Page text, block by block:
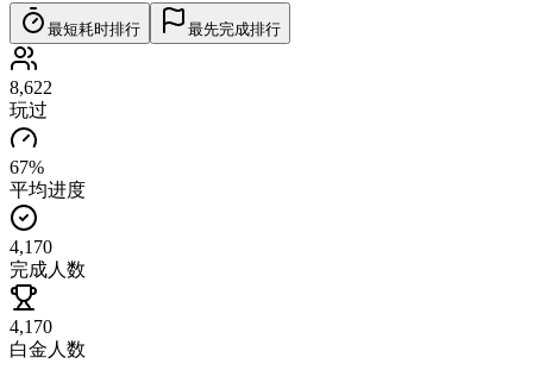
最短耗时排行 最先完成排行
8,622
玩过
67%
平均进度
4,170
完成人数
4,170
白金人数